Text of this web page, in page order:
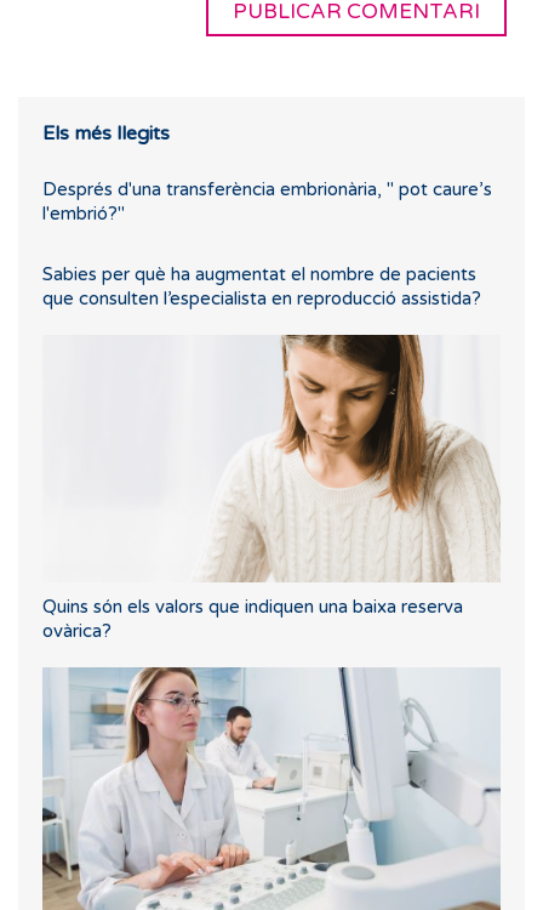
Els més llegits
Després d'una transferència embrionària, " pot caure’s
l'embrió?"
Sabies per què ha augmentat el nombre de pacients
que consulten l’especialista en reproducció assistida?
Quins són els valors que indiquen una baixa reserva
ovàrica?